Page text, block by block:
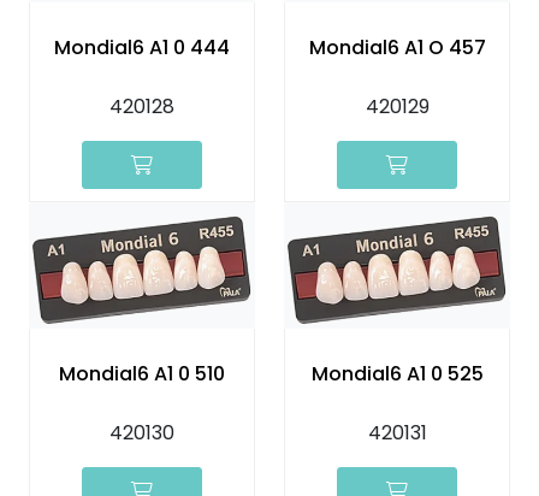
Mondial6 A1 0 444
420128
Mondial6 A1 O 457
420129
Mondial6 A1 0 510
420130
Mondial6 A1 0 525
420131